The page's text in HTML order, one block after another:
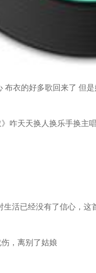
布衣的好多歌回来了 但
咋天天换人换乐手换主
生活已经没有了信心，这
，离别了姑娘